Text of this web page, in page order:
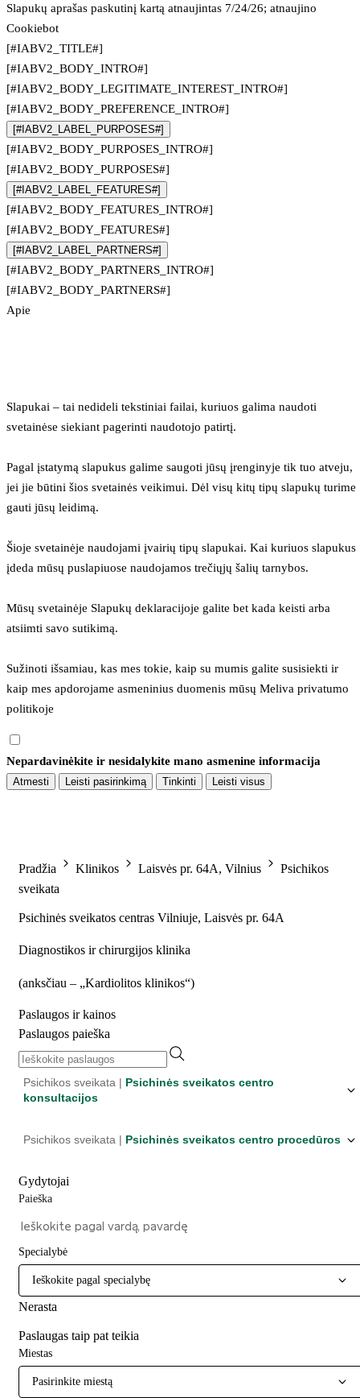
Slapukų aprašas paskutinį kartą atnaujintas 7/24/26; atnaujino
Cookiebot
[#IABV2_TITLE#]
[#IABV2_BODY_INTRO#]
[#IABV2_BODY_LEGITIMATE_INTEREST_INTRO#]
[#IABV2_BODY_PREFERENCE_INTRO#]
[#IABV2_LABEL_PURPOSES#]
[#IABV2_BODY_PURPOSES_INTRO#]
[#IABV2_BODY_PURPOSES#]
[#IABV2_LABEL_FEATURES#]
[#IABV2_BODY_FEATURES_INTRO#]
[#IABV2_BODY_FEATURES#]
[#IABV2_LABEL_PARTNERS#]
[#IABV2_BODY_PARTNERS_INTRO#]
[#IABV2_BODY_PARTNERS#]
Apie
Slapukai – tai nedideli tekstiniai failai, kuriuos galima naudoti
svetainėse siekiant pagerinti naudotojo patirtį.
Pagal įstatymą slapukus galime saugoti jūsų įrenginyje tik tuo atveju,
jei jie būtini šios svetainės veikimui. Dėl visų kitų tipų slapukų turime
gauti jūsų leidimą.
Šioje svetainėje naudojami įvairių tipų slapukai. Kai kuriuos slapukus
įdeda mūsų puslapiuose naudojamos trečiųjų šalių tarnybos.
Mūsų svetainėje Slapukų deklaracijoje galite bet kada keisti arba
atsiimti savo sutikimą.
Sužinoti išsamiau, kas mes tokie, kaip su mumis galite susisiekti ir
kaip mes apdorojame asmeninius duomenis mūsų Meliva privatumo
politikoje
Nepardavinėkite ir nesidalykite mano asmenine informacija
Atmesti Leisti pasirinkimą Tinkinti Leisti visus
Pradžia Klinikos Laisvės pr. 64A, Vilnius
Psichikos
sveikata
Psichinės sveikatos centras Vilniuje, Laisvės pr. 64A
Diagnostikos ir chirurgijos klinika
(anksčiau – „Kardiolitos klinikos“)
Paslaugos ir kainos
Paslaugos paieška
Psichikos sveikata | Psichinės sveikatos centro
konsultacijos
Psichikos sveikata | Psichinės sveikatos centro procedūros
Gydytojai
Paieška
Specialybė
Ieškokite pagal specialybę
Nerasta
Paslaugas taip pat teikia
Miestas
Pasirinkite miestą